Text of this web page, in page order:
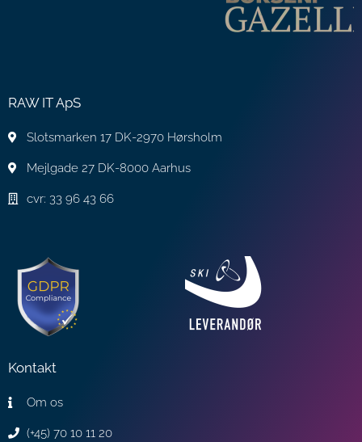
RAW IT ApS
Slotsmarken 17 DK-2970 Hørsholm
Mejlgade 27 DK-8000 Aarhus
cvr: 33 96 43 66
Kontakt
Om os
(+45) 70 10 11 20